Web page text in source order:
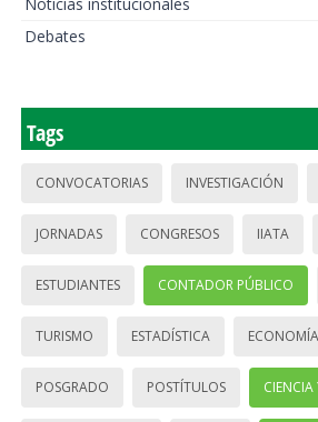
Debates
Tags
CONVOCATORIAS INVESTIGACIÓN
JORNADAS CONGRESOS IIATA
ESTUDIANTES CONTADOR PÚBLICO
TURISMO ESTADÍSTICA ECONOMÍA
POSGRADO POSTÍTULOS